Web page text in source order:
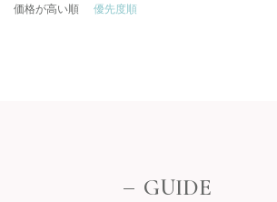
価格が高い順 優先度順
GUIDE